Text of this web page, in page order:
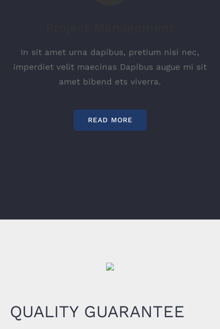
In sit amet urna dapibus, pretium nisi nec,
imperdiet velit maecinas Dapibus augue mi sit
amet bibend ets viverra.
READ MORE
QUALITY GUARANTEE